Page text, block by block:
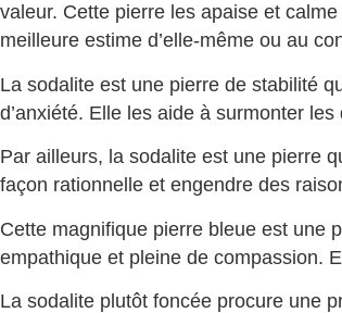
valeur. Cette pierre les apaise et
meilleure estime d’elle-même ou au
La sodalite est une pierre de stabilité
d’anxiété. Elle les aide à surmonter
Par ailleurs, la sodalite est une pierre
façon rationnelle et engendre des
Cette magnifique pierre bleue est une
empathique et pleine de compassion.
La sodalite plutôt foncée procure une